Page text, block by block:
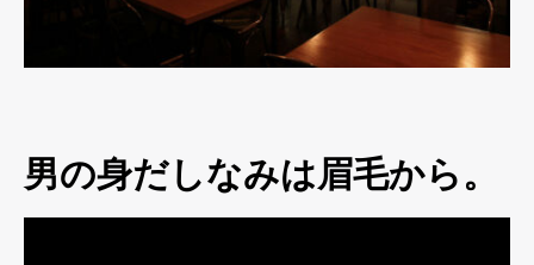
男の身だしなみは眉毛から。